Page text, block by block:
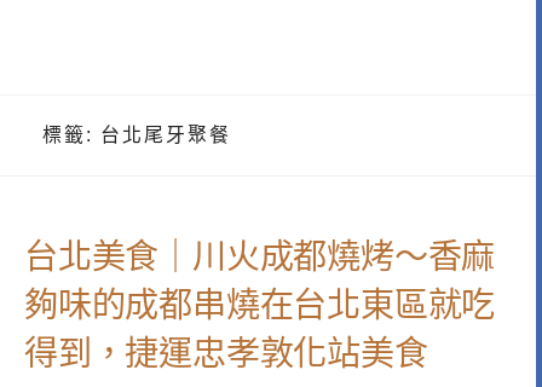
標籤: 台北尾牙聚餐
台北美食｜川火成都燒烤～香麻
夠味的成都串燒在台北東區就吃
得到，捷運忠孝敦化站美食